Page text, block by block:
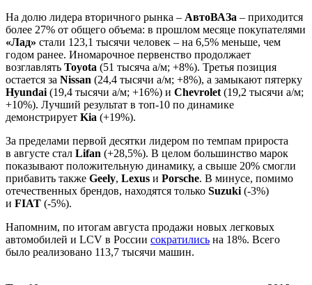
На долю лидера вторичного рынка – АвтоВАЗа – приходится
более 27% от общего объема: в прошлом месяце покупателями
«Лад» стали 123,1 тысячи человек – на 6,5% меньше, чем
годом ранее. Иномарочное первенство продолжает
возглавлять Toyota (51 тысяча а/м; +8%). Третья позиция
остается за Nissan (24,4 тысячи а/м; +8%), а замыкают пятерку
Hyundai (19,4 тысячи а/м; +16%) и Chevrolet (19,2 тысячи а/м;
+10%). Лучший результат в топ-10 по динамике
демонстрирует Kia (+19%).
За пределами первой десятки лидером по темпам прироста
в августе стал Lifan (+28,5%). В целом большинство марок
показывают положительную динамику, а свыше 20% смогли
прибавить также Geely, Lexus и Porsche. В минусе, помимо
отечественных брендов, находятся только Suzuki (-3%)
и FIAT (-5%).
Напомним, по итогам августа продажи новых легковых
автомобилей и LCV в России сократились на 18%. Всего
было реализовано 113,7 тысячи машин.